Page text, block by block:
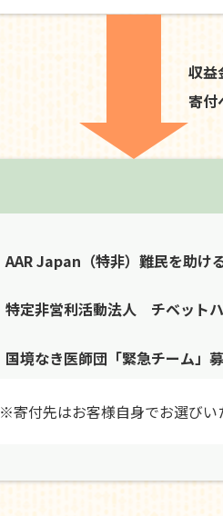
収益
寄付
AAR Japan（特非）難民を助け
特定非営利活動法人 チベット
国境なき医師団「緊急チーム」
※寄付先はお客様自身でお選びい